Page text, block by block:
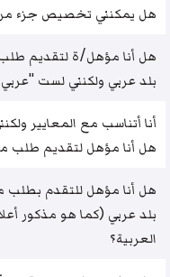
هل يمكنني تخصيص جزء
هل أنا مؤهل/ة لتقديم
بلد عربي ولكنني لست
أنا أتناسب مع المعايير
هل أنا مؤهل لتقديم طلب
هل أنا مؤهل للتقدم
بلد عربي (كما هو مذكور
العربية؟